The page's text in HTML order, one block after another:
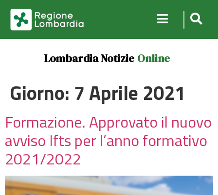
Lombardia Notizie Online
Giorno: 7 Aprile 2021
Formazione. Approvato il nuovo
avviso Ifts per l’anno formativo
2021/2022